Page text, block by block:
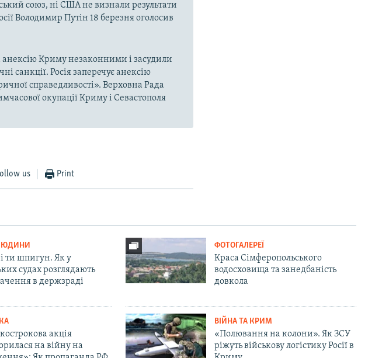
союз, ні США не визнали результати
Володимир Путін 18 березня оголосив
анексію Криму незаконними і засудили
санкції. Росія заперечує анексію
справедливості». Верховна Рада
окупації Криму і Севастополя
us Print
ти шпигун. Як у
судах розглядають
в держзраді
ФОТОГАЛЕРЕЇ
Краса Сімферопольського
водосховища та занедбаність
довкола
акція
на війну на
ВІЙНА ТА КРИМ
«Полювання на колони». Як ЗСУ
ріжуть військову логістику Росії в